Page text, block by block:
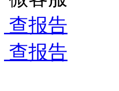
查报告
查报告